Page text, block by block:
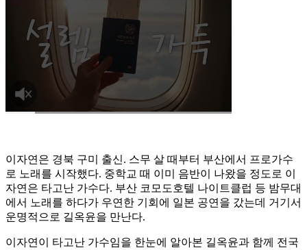
이자연은 경북 구미 출신. 스무 살 때부터 부산에서 프로가수
로 노래를 시작했다. 중학교 때 이미 음반이 나왔을 정도로 이
자연은 타고난 가수다. 부산 코모도호텔 나이트클럽 등 밤무대
에서 노래를 하다가 우연한 기회에 일본 공연을 갔는데 거기서
운명적으로 길옥윤을 만난다.
이자연이 타고난 가수임을 한눈에 알아본 길옥윤과 함께 전국